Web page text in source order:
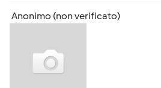
Anonimo (non verificato)